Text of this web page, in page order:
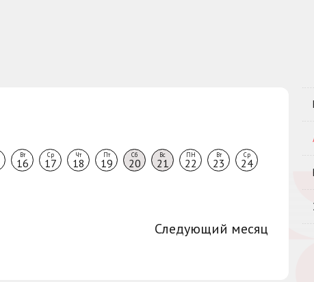
Вт
16
Ср
17
Чт
18
Пт
19
Сб
20
Вс
21
ПН
22
Вт
23
Ср
24
Следующий месяц